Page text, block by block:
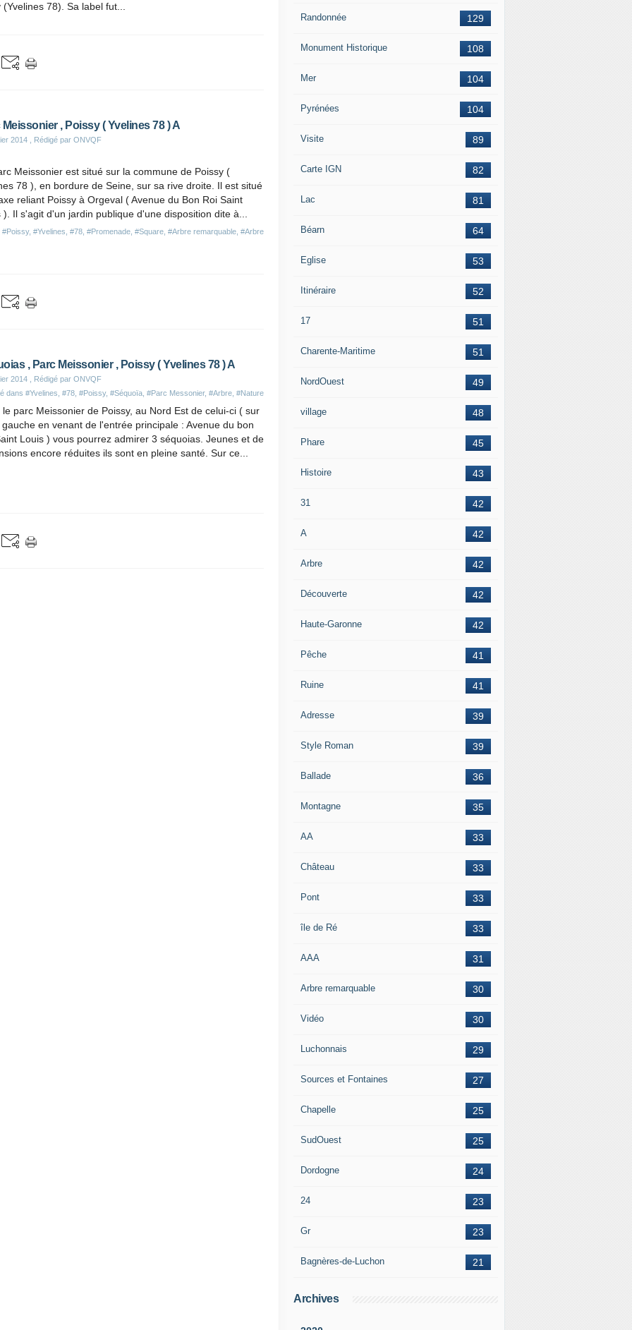
78). Sa label fut...
Meissonier , Poissy ( Yvelines 78 ) A
2014 , Rédigé par ONVQF
#Poissy, #Yvelines #78 #Promenade #Square #Arbre remarquable #Arbre
Meissonier est situé sur la commune de Poissy (
78 ), en bordure de Seine, sur sa rive droite. Il est situé
reliant Poissy à Orgeval ( Avenue du Bon Roi Saint
). Il s'agit d'un jardin publique d'une disposition dite à...
, Parc Meissonier , Poissy ( Yvelines 78 ) A
2014 , Rédigé par ONVQF
dans #Yvelines #78 #Poissy, #Séquoïa #Parc Messonier, #Arbre #Nature
le parc Meissonier de Poissy, au Nord Est de celui-ci ( sur
en venant de l'entrée principale : Avenue du bon
Louis ) vous pourrez admirer 3 séquoias. Jeunes et de
encore réduites ils sont en pleine santé. Sur ce...
129
Randonnée
108
Monument Historique
104
Mer
104
Pyrénées
89
Visite
82
Carte IGN
81
Lac
64
Béarn
53
Eglise
52
Itinéraire
51
17
51
Charente-Maritime
49
NordOuest
48
village
45
Phare
43
Histoire
42
31
42
A
42
Arbre
42
Découverte
42
Haute-Garonne
41
Pêche
41
Ruine
39
Adresse
39
Style Roman
36
Ballade
35
Montagne
33
AA
33
Château
33
Pont
33
île de Ré
31
AAA
30
Arbre remarquable
30
Vidéo
29
Luchonnais
27
Sources et Fontaines
25
Chapelle
25
SudOuest
24
Dordogne
23
24
23
Gr
21
Bagnères-de-Luchon
Archives